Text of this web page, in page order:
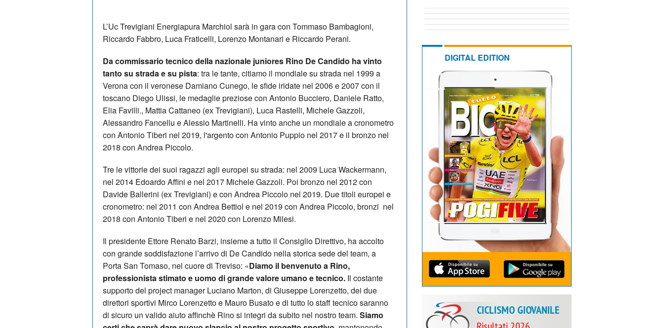
L’Uc Trevigiani Energiapura Marchiol sarà in gara con Tommaso Bambagioni,
Riccardo Fabbro, Luca Fraticelli, Lorenzo Montanari e Riccardo Perani.
Da commissario tecnico della nazionale juniores Rino De Candido ha vinto
tanto su strada e su pista: tra le tante, citiamo il mondiale su strada nel 1999 a
Verona con il veronese Damiano Cunego, le sfide iridate nel 2006 e 2007 con il
toscano Diego Ulissi, le medaglie preziose con Antonio Bucciero, Daniele Ratto,
Elia Favilli., Mattia Cattaneo (ex Trevigiani), Luca Rastelli, Michele Gazzoli,
Alessandro Fancellu e Alessio Martinelli. Ha vinto anche un mondiale a cronometro
con Antonio Tiberi nel 2019, l'argento con Antonio Puppio nel 2017 e il bronzo nel
2018 con Andrea Piccolo.
Tre le vittorie dei suoi ragazzi agli europei su strada: nel 2009 Luca Wackermann,
nel 2014 Edoardo Affini e nel 2017 Michele Gazzoli. Poi bronzo nel 2012 con
Davide Ballerini (ex Trevigiani) e con Andrea Piccolo nel 2019. Due titoli europei e
cronometro: nel 2011 con Andrea Bettiol e nel 2019 con Andrea Piccolo, bronzi nel
2018 con Antonio Tiberi e nel 2020 con Lorenzo Milesi.
Il presidente Ettore Renato Barzi, insieme a tutto il Consiglio Direttivo, ha accolto
con grande soddisfazione l’arrivo di De Candido nella storica sede del team, a
Porta San Tomaso, nel cuore di Treviso: «Diamo il benvenuto a Rino,
professionista stimato e uomo di grande valore umano e tecnico. Il costante
supporto del project manager Luciano Marton, di Giuseppe Lorenzetto, dei due
direttori sportivi Mirco Lorenzetto e Mauro Busato e di tutto lo staff tecnico saranno
di sicuro un valido aiuto affinchè Rino si integri da subito nel nostro team. Siamo
DIGITAL EDITION
CICLISMO GIOVANILE